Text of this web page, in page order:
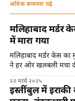
अधिक समाचार पढ़ें
मलिहाबाद
में मारा गया
मलिहाबाद मर्डर केस
ने हर ओर खलबली मचा
२२ मार्च २०२५
इस्तींबुल में इराकी